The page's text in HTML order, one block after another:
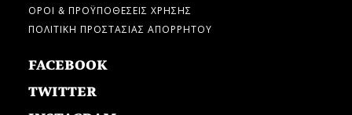
ΟΡΟΙ & ΠΡΟΫΠΟΘΕΣΕΙΣ ΧΡΗΣΗΣ
ΠΟΛΙΤΙΚΗ ΠΡΟΣΤΑΣΙΑΣ ΑΠΟΡΡΗΤΟΥ
FACEBOOK
TWITTER